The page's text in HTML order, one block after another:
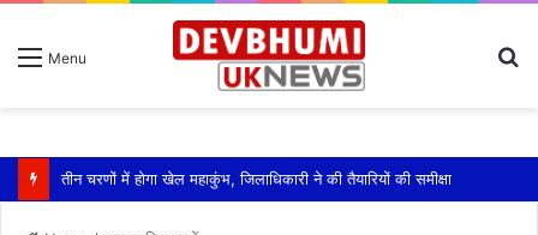
Menu
तीन चरणों में होगा खेल महाकुंभ, जिलाधिकारी ने की तैयारियों की समीक्षा